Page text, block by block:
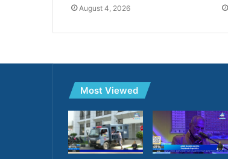
August 4, 2026
Most Viewed